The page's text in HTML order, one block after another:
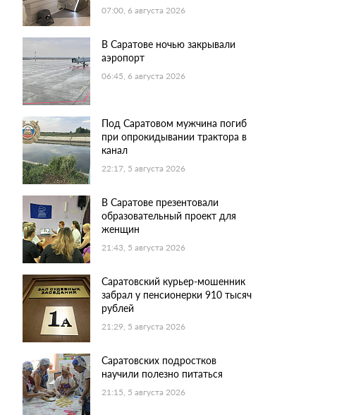
07:00, 6 августа 2026
В Саратове ночью закрывали
аэропорт
06:45, 6 августа 2026
Под Саратовом мужчина погиб
при опрокидывании трактора в
канал
22:17, 5 августа 2026
В Саратове презентовали
образовательный проект для
женщин
21:43, 5 августа 2026
Саратовский курьер-мошенник
забрал у пенсионерки 910 тысяч
рублей
21:29, 5 августа 2026
Саратовских подростков
научили полезно питаться
21:15, 5 августа 2026